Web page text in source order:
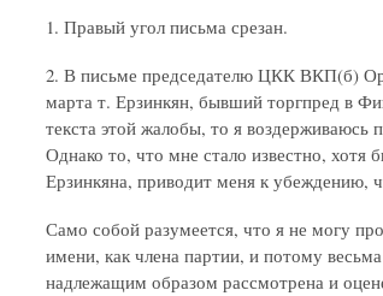
1. Правый угол письма срезан.
2. В письме председателю ЦКК ВКП(б)
марта т. Ерзинкян, бывший торгпред в
текста этой жалобы, то я воздерживаюсь
Однако то, что мне стало известно,
Ерзинкяна, приводит меня к убеждению,
Само собой разумеется, что я не могу
имени, как члена партии, и потому
надлежащим образом рассмотрена и